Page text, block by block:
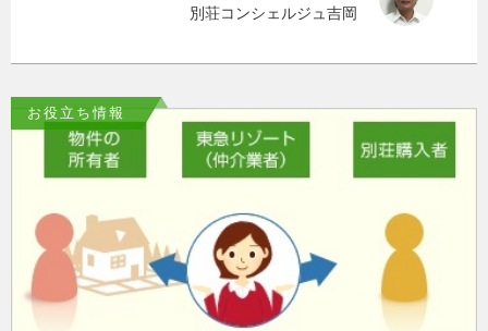
別荘コンシェルジュ吉岡
お役立ち情報